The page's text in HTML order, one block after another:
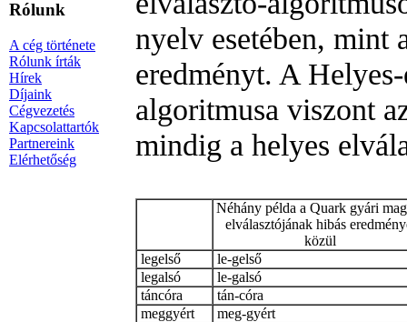
Rólunk
A cég története
Rólunk írták
Hírek
Díjaink
Cégvezetés
Kapcsolattartók
Partnereink
Elérhetőség
nyelv esetében, mint
eredményt. A
algoritmusa viszont
mindig a helyes
Néhány példa a Quark gyári
elválasztójának hibás
közül
legelső
le-gelső
legalsó
le-galsó
táncóra
tán-córa
meggyért
meg-gyért